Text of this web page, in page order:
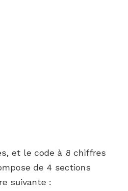
et le code à 8 chiffres
de 4 sections
suivante :